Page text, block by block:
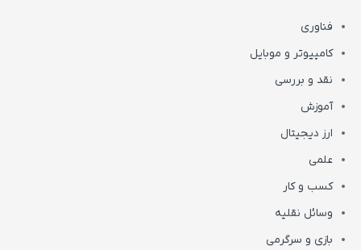
فناوری
کامپیوتر و موبایل
نقد و بررسی
آموزش
ارز دیجیتال
علمی
کسب و کار
وسائل نقلیه
بازی و سرگرمی